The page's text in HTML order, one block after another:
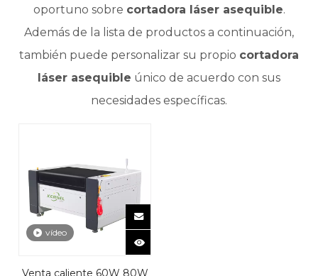
oportuno sobre cortadora láser asequible.
Además de la lista de productos a continuación,
también puede personalizar su propio cortadora
láser asequible único de acuerdo con sus
necesidades específicas.
vídeo
Venta caliente 60W 80W